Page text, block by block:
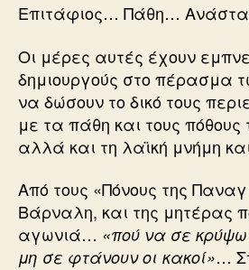
Επιτάφιος… Πάθη…
Οι μέρες αυτές έχουν
δημιουργούς στο πέρασμα
να δώσουν το δικό τους
με τα πάθη και τους
αλλά και τη λαϊκή μνήμη
Από τους «Πόνους της
Βάρναλη, και της μητέρας
αγωνιά… «πού να σε
μη σε φτάνουν οι κακοί»…